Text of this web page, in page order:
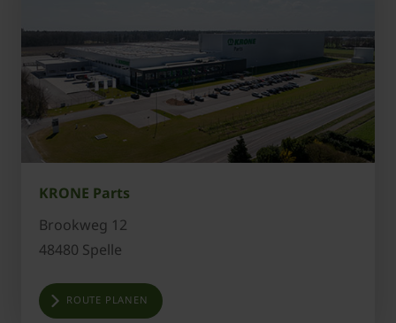
KRONE Parts
Brookweg 12
48480 Spelle
ROUTE PLANEN